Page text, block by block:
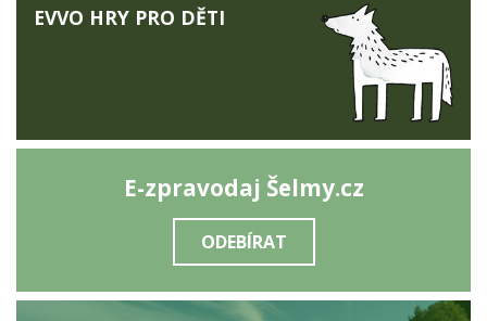
EVVO HRY PRO DĚTI
E-zpravodaj Šelmy.cz
ODEBÍRAT